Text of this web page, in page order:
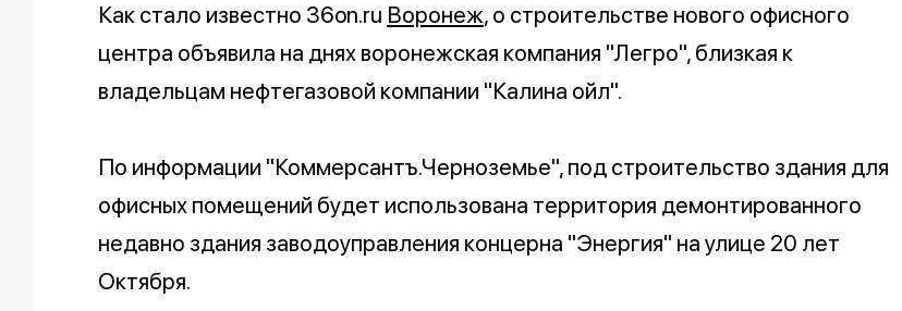
Как стало известно 36on.ru Воронеж, о строительстве нового офисного
центра объявила на днях воронежская компания "Легро", близкая к
владельцам нефтегазовой компании "Калина ойл".
По информации "Коммерсантъ.Черноземье", под строительство здания для
офисных помещений будет использована территория демонтированного
недавно здания заводоуправления концерна "Энергия" на улице 20 лет
Октября.